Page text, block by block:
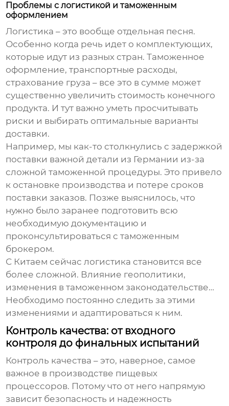
Проблемы с логистикой и таможенным
оформлением
Логистика – это вообще отдельная песня.
Особенно когда речь идет о комплектующих,
которые идут из разных стран. Таможенное
оформление, транспортные расходы,
страхование груза – все это в сумме может
существенно увеличить стоимость конечного
продукта. И тут важно уметь просчитывать
риски и выбирать оптимальные варианты
доставки.
Например, мы как-то столкнулись с задержкой
поставки важной детали из Германии из-за
сложной таможенной процедуры. Это привело
к остановке производства и потере сроков
поставки заказов. Позже выяснилось, что
нужно было заранее подготовить всю
необходимую документацию и
проконсультироваться с таможенным
брокером.
С Китаем сейчас логистика становится все
более сложной. Влияние геополитики,
изменения в таможенном законодательстве…
Необходимо постоянно следить за этими
изменениями и адаптироваться к ним.
Контроль качества: от входного
контроля до финальных испытаний
Контроль качества – это, наверное, самое
важное в производстве пищевых
процессоров. Потому что от него напрямую
зависит безопасность и надежность